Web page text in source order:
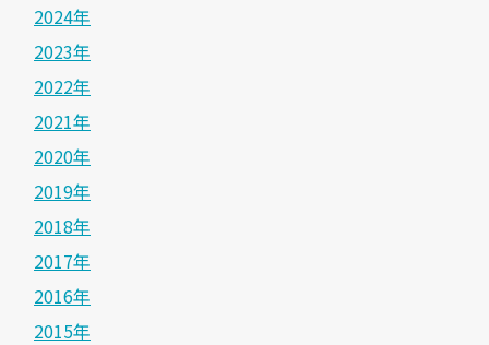
2024年
2023年
2022年
2021年
2020年
2019年
2018年
2017年
2016年
2015年